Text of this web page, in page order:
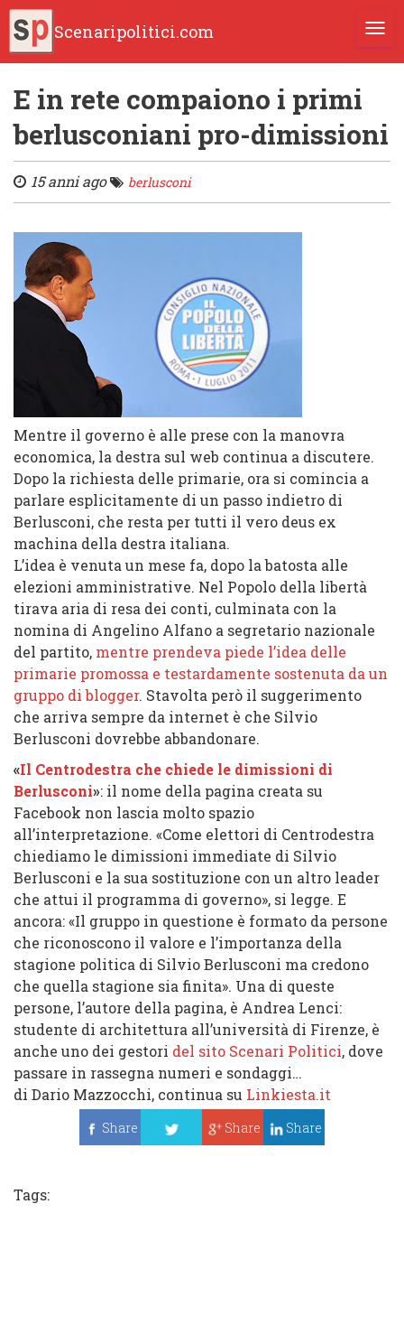
Scenaripolitici.com
E in rete compaiono i primi
berlusconiani pro-dimissioni
15 anni ago berlusconi
Mentre il governo è alle prese con la manovra
economica, la destra sul web continua a discutere.
Dopo la richiesta delle primarie, ora si comincia a
parlare esplicitamente di un passo indietro di
Berlusconi, che resta per tutti il vero deus ex
machina della destra italiana.
L’idea è venuta un mese fa, dopo la batosta alle
elezioni amministrative. Nel Popolo della libertà
tirava aria di resa dei conti, culminata con la
nomina di Angelino Alfano a segretario nazionale
del partito, mentre prendeva piede l’idea delle
primarie promossa e testardamente sostenuta da un
gruppo di blogger. Stavolta però il suggerimento
che arriva sempre da internet è che Silvio
Berlusconi dovrebbe abbandonare.
«Il Centrodestra che chiede le dimissioni di
Berlusconi»: il nome della pagina creata su
Facebook non lascia molto spazio
all’interpretazione. «Come elettori di Centrodestra
chiediamo le dimissioni immediate di Silvio
Berlusconi e la sua sostituzione con un altro leader
che attui il programma di governo», si legge. E
ancora: «Il gruppo in questione è formato da persone
che riconoscono il valore e l’importanza della
stagione politica di Silvio Berlusconi ma credono
che quella stagione sia finita». Una di queste
persone, l’autore della pagina, è Andrea Lenci:
studente di architettura all’università di Firenze, è
anche uno dei gestori del sito Scenari Politici, dove
passare in rassegna numeri e sondaggi…
di Dario Mazzocchi, continua su Linkiesta.it
Share
Share Share
Tags: